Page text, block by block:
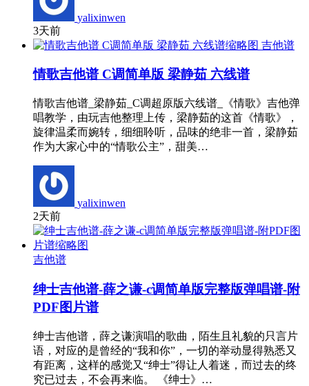
yalixinwen
3天前
吉他谱
情歌吉他谱 C调简单版 梁静茹 六线谱
情歌吉他谱_梁静茹_C调超原版六线谱_《情歌》吉他弹
唱教学，由玩吉他整理上传，梁静茹的这首《情歌》，
旋律温柔而婉转，细细聆听，品味的绝非一首，梁静茹
作为大家心中的“情歌公主”，甜美…
yalixinwen
2天前
吉他谱
绅士吉他谱-薛之谦-c调简单版完整版弹唱谱-附
PDF图片谱
绅士吉他谱，薛之谦演唱的歌曲，陌生且礼貌的只言片
语，对应的是曾经的“我和你”，一切的举动显得熟悉又
有距离，这样的感觉又“绅士”得让人着迷，而过去的终
究已过去，不会再来临。 《绅士》…